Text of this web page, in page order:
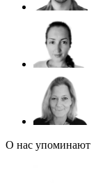
О нас упоминают